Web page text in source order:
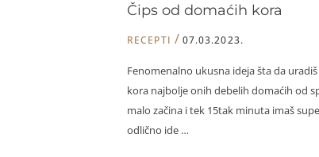
Čips od domaćih kora
RECEPTI / 07.03.2023.
Fenomenalno ukusna ideja šta da
kora najbolje onih debelih domaćih od
malo začina i tek 15tak minuta imaš
odlično ide …